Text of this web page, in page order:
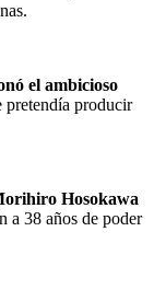
el ambicioso
pretendía producir
Hosokawa
a 38 años de poder